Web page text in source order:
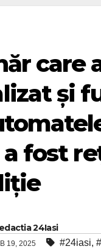
care
și
fost
24Iasi
19, 2025 #24iasi,